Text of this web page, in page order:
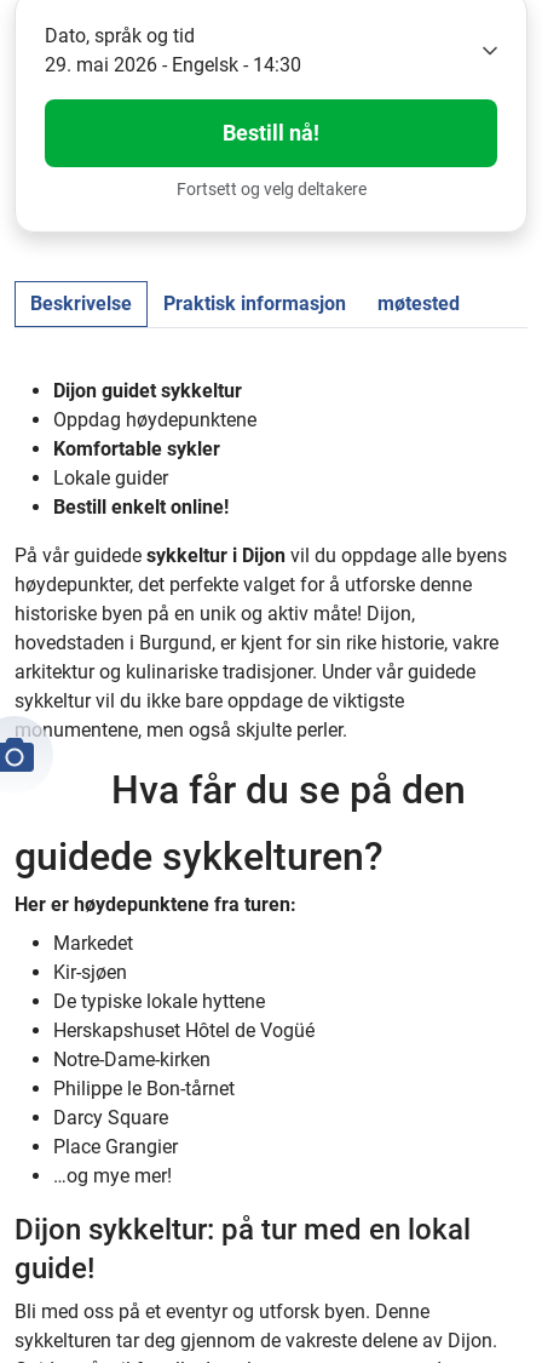
Dato, språk og tid
29. mai 2026 - Engelsk - 14:30
Bestill nå!
Fortsett og velg deltakere
Beskrivelse Praktisk informasjon møtested
Dijon guidet sykkeltur
Oppdag høydepunktene
Komfortable sykler
Lokale guider
Bestill enkelt online!
På vår guidede sykkeltur i Dijon vil du oppdage alle byens
høydepunkter, det perfekte valget for å utforske denne
historiske byen på en unik og aktiv måte! Dijon,
hovedstaden i Burgund, er kjent for sin rike historie, vakre
arkitektur og kulinariske tradisjoner. Under vår guidede
sykkeltur vil du ikke bare oppdage de viktigste
monumentene, men også skjulte perler.
Hva får du se på den
guidede sykkelturen?
Her er høydepunktene fra turen:
Markedet
Kir-sjøen
De typiske lokale hyttene
Herskapshuset Hôtel de Vogüé
Notre-Dame-kirken
Philippe le Bon-tårnet
Darcy Square
Place Grangier
…og mye mer!
Dijon sykkeltur: på tur med en lokal
guide!
Bli med oss på et eventyr og utforsk byen. Denne
sykkelturen tar deg gjennom de vakreste delene av Dijon.